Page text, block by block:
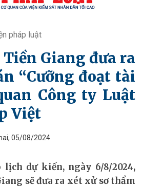
pháp luật
Giang đưa ra
“Cưỡng đoạt tài
Công ty Luật
Việt
05/08/2024
lịch dự kiến, ngày 6/8/2024,
sẽ đưa ra xét xử sơ thẩm